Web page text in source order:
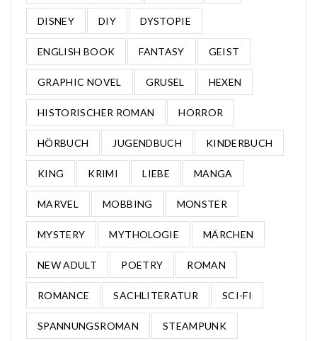
DISNEY DIY DYSTOPIE
ENGLISH BOOK FANTASY GEIST
GRAPHIC NOVEL GRUSEL HEXEN
HISTORISCHER ROMAN HORROR
HÖRBUCH JUGENDBUCH KINDERBUCH
KING KRIMI LIEBE MANGA
MARVEL MOBBING MONSTER
MYSTERY MYTHOLOGIE MÄRCHEN
NEW ADULT POETRY ROMAN
ROMANCE SACHLITERATUR SCI-FI
SPANNUNGSROMAN STEAMPUNK